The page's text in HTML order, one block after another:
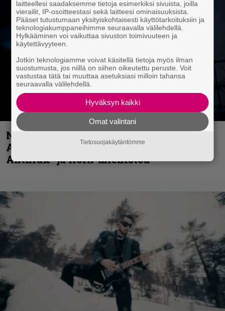
Näin lähtee Ghostin Tobias Forgelta
Accept – menossa mukana myös
Anthrax- ja Korn-miehistöä
laitteellesi saadaksemme tietoja esimerkiksi sivuista, joilla
vierailit, IP-osoitteestasi sekä laitteesi ominaisuuksista.
Pääset tutustumaan yksityiskohtaisesti käyttötarkoituksiin ja
teknologiakumppaneihimme seuraavalla välilehdellä.
Hylkääminen voi vaikuttaa sivuston toimivuuteen ja
käytettävyyteen.
Jotkin teknologiamme voivat käsitellä tietoja myös ilman
suostumusta, jos niillä on siihen oikeutettu peruste. Voit
vastustaa tätä tai muuttaa asetuksiasi milloin tahansa
seuraavalla välilehdellä.
Hyväksyn kaikki
Omat valintani
Tietosuojakäytäntömme